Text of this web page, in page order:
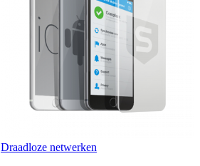
Draadloze netwerken